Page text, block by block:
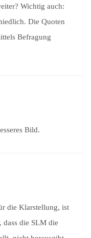
Wichtig auch:
Die Quoten
Befragung
Bild.
die Klarstellung, ist
dass die SLM die